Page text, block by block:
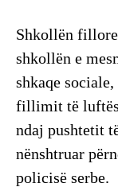
Shkollën fillore
shkollën e
shkaqe
fillimit të
ndaj pushtetit
nënshtruar
policisë serbe.